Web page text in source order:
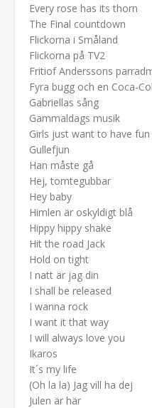
Every rose has its thorn
The Final countdown
Flickorna i Småland
Flickorna på TV2
Fritiof Anderssons
Fyra bugg och en Coca-
Gabriellas sång
Gammaldags musik
Girls just want to have fun
Gullefjun
Han måste gå
Hej, tomtegubbar
Hey baby
Himlen är oskyldigt blå
Hippy hippy shake
Hit the road Jack
Hold on tight
I natt är jag din
I shall be released
I wanna rock
I want it that way
I will always love you
Ikaros
It´s my life
(Oh la la) Jag vill ha dej
Julen är här